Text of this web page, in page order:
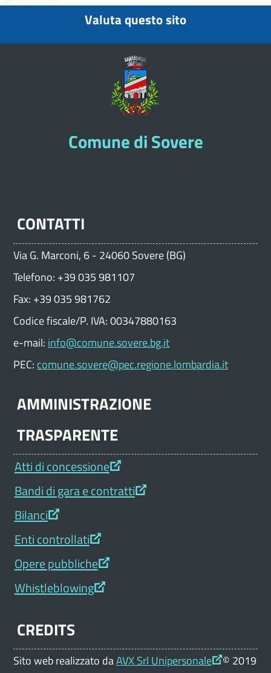
Valuta questo sito
Comune di Sovere
CONTATTI
Via G. Marconi, 6 - 24060 Sovere (BG)
Telefono: +39 035 981107
Fax: +39 035 981762
Codice fiscale/P. IVA: 00347880163
e-mail: info@comune.sovere.bg.it
PEC: comune.sovere@pec.regione.lombardia.it
AMMINISTRAZIONE
TRASPARENTE
Atti di concessione
Bandi di gara e contratti
Bilanci
Enti controllati
Opere pubbliche
Whistleblowing
CREDITS
Sito web realizzato daAVX Srl Unipersonale © 2019